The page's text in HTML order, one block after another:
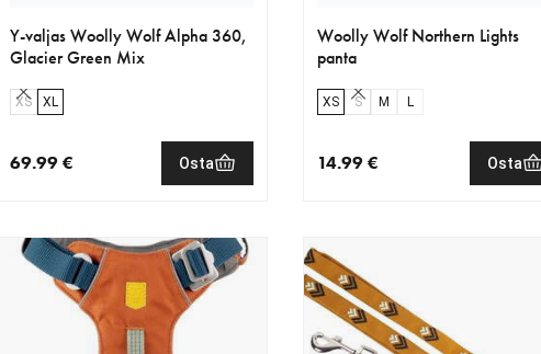
Y-valjas Woolly Wolf Alpha 360,
Glacier Green Mix
XS XL
69.99 € Osta
Woolly Wolf Northern Lights
panta
XS S M L
14.99 € Osta